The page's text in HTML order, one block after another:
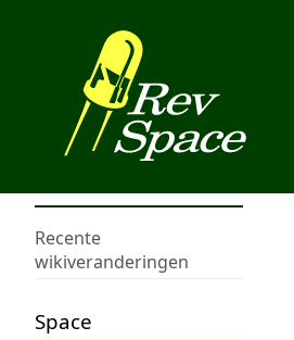
Recente
wikiveranderingen
Space